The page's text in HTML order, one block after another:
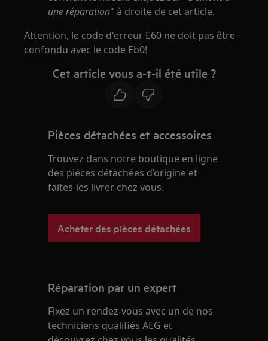
une réparation" à droite de cet article.
Attention, le code d'erreur E60 ne doit pas être
confondu avec le code Eb0!
Cet article vous a-t-il été utile ?
Pièces détachées et accessoires
Trouvez dans notre boutique en ligne
des pièces détachées d’origine et
faites-les livrer chez vous.
Acheter des pièces détachées
Réparation par un expert
Fixez un rendez-vous avec un de nos
techniciens qualifiés AEG et